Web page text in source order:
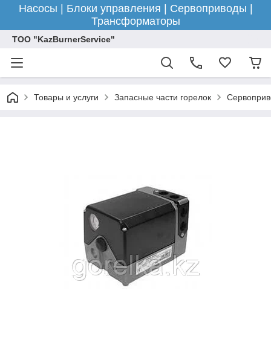
Насосы | Блоки управления | Сервоприводы |
Трансформаторы
ТОО "KazBurnerService"
Товары и услуги Запасные части горелок